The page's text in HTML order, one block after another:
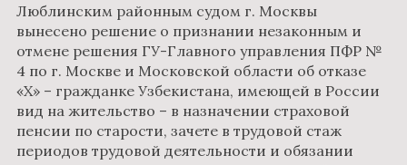
Люблинским районным судом г. Москвы
вынесено решение о признании незаконным и
отмене решения ГУ-Главного управления ПФР №
4 по г. Москве и Московской области об отказе
«Х» – гражданке Узбекистана, имеющей в России
вид на жительство – в назначении страховой
пенсии по старости, зачете в трудовой стаж
периодов трудовой деятельности и обязании